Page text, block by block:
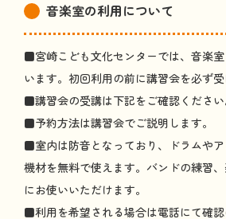
音楽室の利用について
■宮崎こども文化センターでは、 音楽室
います。 初回利用の前に講習会を必ず受
■講習会の受講は下記をご確認 ください
■予約方法は講習会でご説明 します。
■室内は防音 となっており、ドラムや
機材を無料で使えます。バンドの練習、
にお使いいただけます。
■利用を希望される場合は電話にて確認